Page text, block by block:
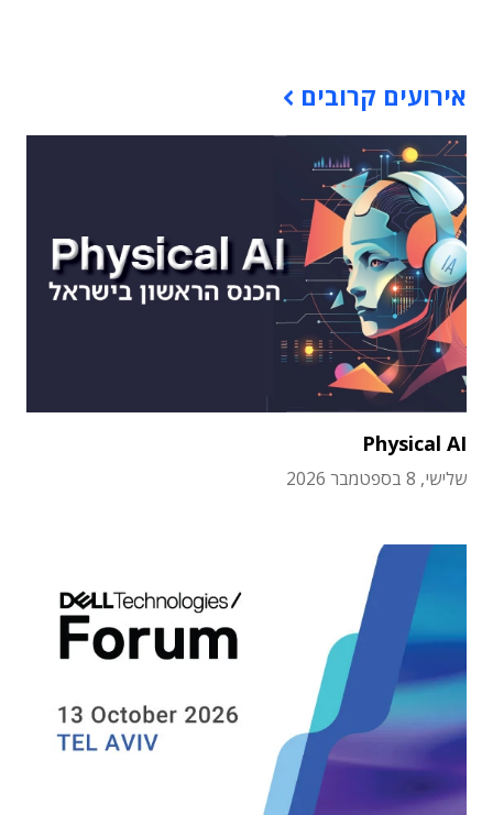
אירועים קרובים
Physical AI
שלישי, 8 בספטמבר 2026